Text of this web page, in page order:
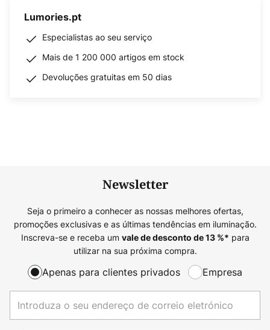
Lumories.pt
Especialistas ao seu serviço
Mais de 1 200 000 artigos em stock
Devoluções gratuitas em 50 dias
Newsletter
Seja o primeiro a conhecer as nossas melhores ofertas,
promoções exclusivas e as últimas tendências em iluminação.
Inscreva-se e receba um vale de desconto de13%* para
utilizar na sua próxima compra.
Apenas para clientes privados Empresa